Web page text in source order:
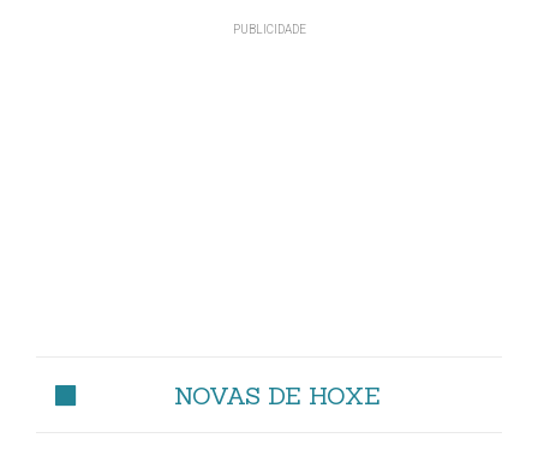
NOVAS DE HOXE